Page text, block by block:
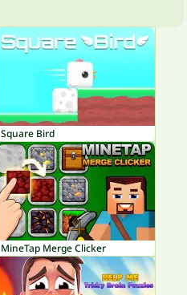
Square Bird
MineTap Merge Clicker